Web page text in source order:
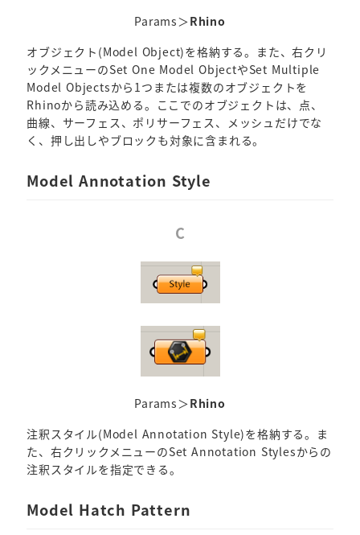
Params＞Rhino
オブジェクト(Model Object)を格納する。また、右クリ
ックメニューのSet One Model ObjectやSet Multiple
Model Objectsから1つまたは複数のオブジェクトを
Rhinoから読み込める。ここでのオブジェクトは、点、
曲線、サーフェス、ポリサーフェス、メッシュだけでな
く、押し出しやブロックも対象に含まれる。
Model Annotation Style
C
Params＞Rhino
注釈スタイル(Model Annotation Style)を格納する。ま
た、右クリックメニューのSet Annotation Stylesからの
注釈スタイルを指定できる。
Model Hatch Pattern